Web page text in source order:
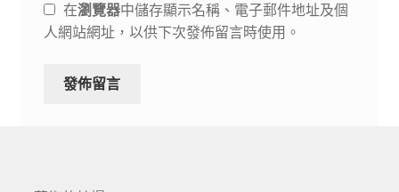
在瀏覽器中儲存顯示名稱、電子郵件地址及個
人網站網址，以供下次發佈留言時使用。